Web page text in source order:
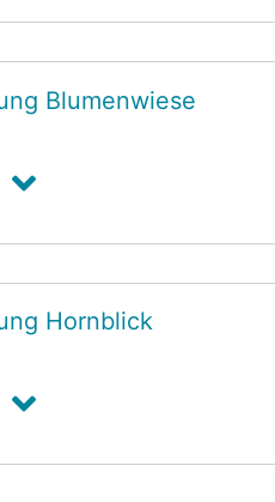
Blumenwiese
Hornblick